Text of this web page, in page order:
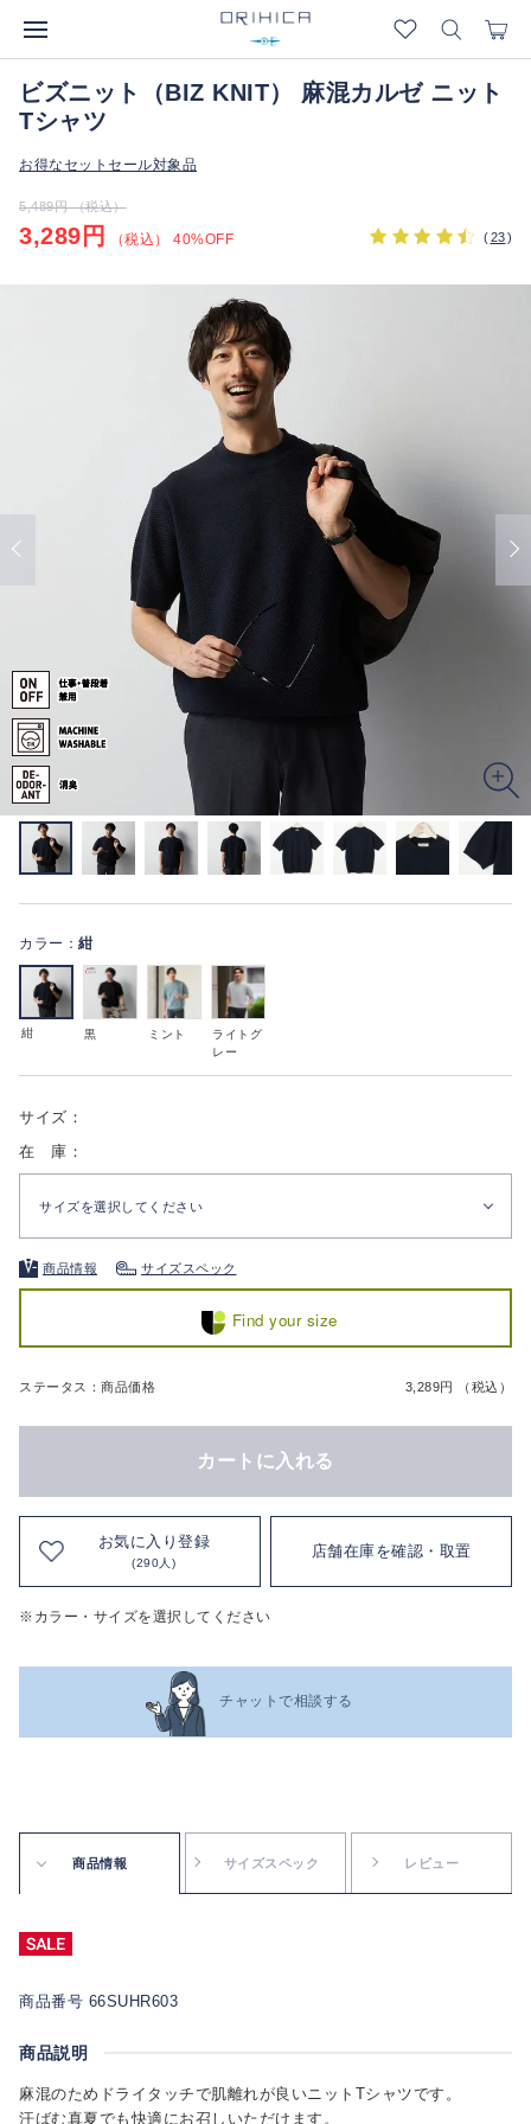
ビズニット（BIZ KNIT） 麻混カルゼ ニット
Tシャツ
お得なセットセール対象品
5,489円 （税込）
3,289円 （税込） 40%OFF (23)
カラー： 紺
紺 黒 ミント
ライトグ
レー
サイズ：
在 庫：
サイズを選択してください
商品情報 サイズスペック
Find your size
ステータス：商品価格 3,289円 （税込）
カートに入れる
お気に入り登録
(290人)
店舗在庫を確認・取置
※カラー・サイズを選択してください
チャットで相談する
商品情報 サイズスペック レビュー
商品番号 66SUHR603
商品説明
麻混のためドライタッチで肌離れが良いニットTシャツです。
汗ばむ真夏でも快適にお召しいただけます。